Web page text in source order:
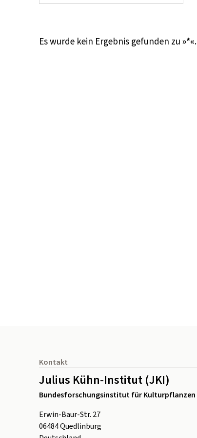
Es wurde kein Ergebnis gefunden zu»*«.
Kontakt
Julius Kühn-Institut (JKI)
Bundesforschungsinstitut für Kulturpflanzen
Erwin-Baur-Str. 27
06484Quedlinburg